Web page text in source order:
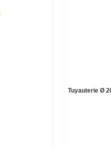
Tuyauterie Ø